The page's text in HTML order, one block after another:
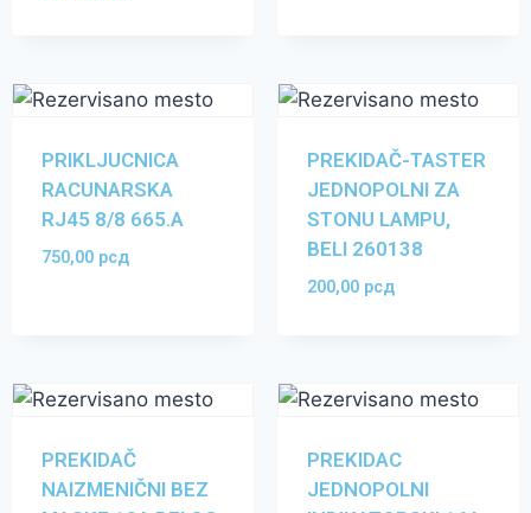
PRIKLJUCNICA
RACUNARSKA
RJ45 8/8 665.A
750,00 рсд
PREKIDAČ-TASTER
JEDNOPOLNI ZA
STONU LAMPU,
BELI 260138
200,00 рсд
PREKIDAČ
NAIZMENIČNI BEZ
PREKIDAC
JEDNOPOLNI